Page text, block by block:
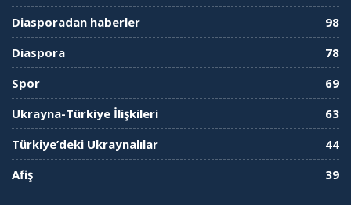
Diasporadan haberler
98
Diaspora
78
Spor
69
Ukrayna-Türkiye İlişkileri
63
Türkiye’deki Ukraynalılar
44
Afiş
39